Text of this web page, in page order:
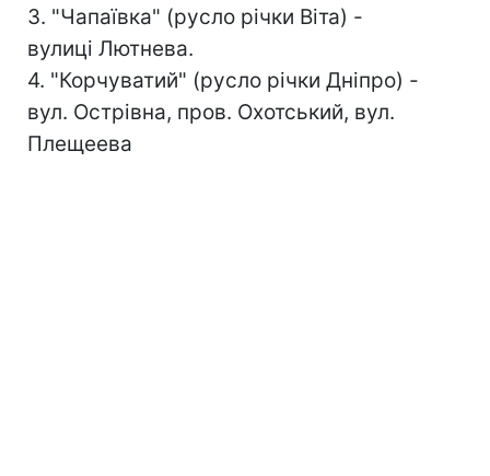
3. "Чапаївка" (русло річки Віта) -
вулиці Лютнева.
4. "Корчуватий" (русло річки Дніпро) -
вул. Острівна, пров. Охотський, вул.
Плещеева